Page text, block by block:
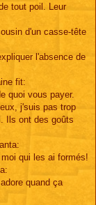
tout poil. Leur
d'un casse-tête
l'absence de
fit:
quoi vous payer.
j'suis pas trop
Ils ont des goûts
qui les ai formés!
quand ça